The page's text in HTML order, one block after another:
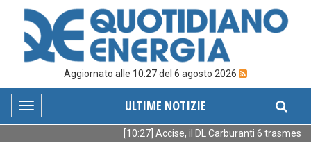
Aggiornato alle 10:27 del 6 agosto 2026
Toggle
navigation
ULTIME NOTIZIE
[10:27] Accise, il DL Carburanti 6 trasmesso